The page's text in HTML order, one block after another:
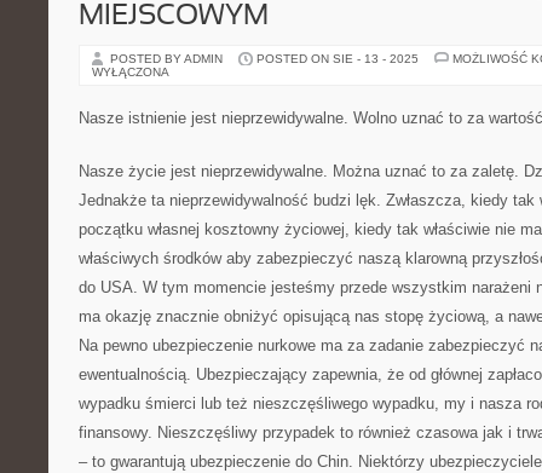
MIEJSCOWYM
POSTED BY ADMIN POSTED ON SIE - 13 - 2025
MOŻLIWOŚĆ
WYŁĄCZONA
Nasze istnienie jest nieprzewidywalne. Wolno uznać to za wartość
Nasze życie jest nieprzewidywalne. Można uznać to za zaletę.
Jednakże ta nieprzewidywalność budzi lęk. Zwłaszcza, kiedy tak
początku własnej kosztowny życiowej, kiedy tak właściwie nie
właściwych środków aby zabezpieczyć naszą klarowną
do USA. W tym momencie jesteśmy przede wszystkim narażeni
ma okazję znacznie obniżyć opisującą nas stopę życiową, a
Na pewno ubezpieczenie nurkowe ma za zadanie zabezpieczyć
ewentualnością. Ubezpieczający zapewnia, że od głównej
wypadku śmierci lub też nieszczęśliwego wypadku, my i nasza
finansowy. Nieszczęśliwy przypadek to również czasowa jak i
– to gwarantują ubezpieczenie do Chin. Niektórzy